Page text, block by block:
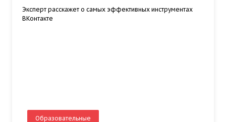
Эксперт расскажет о самых эффективных инструментах
ВКонтакте
Образовательные